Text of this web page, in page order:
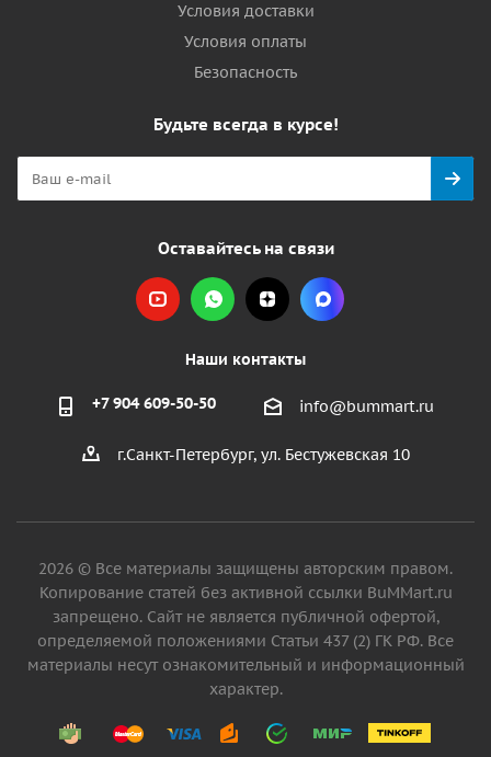
Условия доставки
Условия оплаты
Безопасность
Будьте всегда в курсе!
Оставайтесь на связи
Наши контакты
+7 904 609-50-50 info@bummart.ru
г.Санкт-Петербург, ул. Бестужевская 10
2026 © Все материалы защищены авторским правом.
Копирование статей без активной ссылки BuMMart.ru
запрещено. Сайт не является публичной офертой,
определяемой положениями Статьи 437 (2) ГК РФ. Все
материалы несут ознакомительный и информационный
характер.